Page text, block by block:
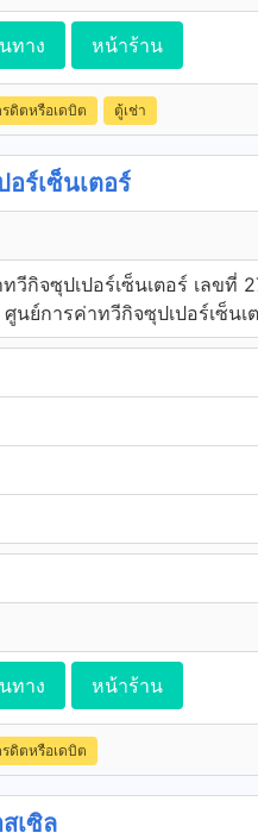
ทาง หน้าร้าน
ดิตหรือเดบิต ตู้เช่า
ร์เซ็นเตอร์
วีกิจซุปเปอร์เซ็นเตอร์ เลขที่
นย์การค่าทวีกิจซุปเปอร์เซ็นเ
ทาง หน้าร้าน
ดิตหรือเดบิต
เซิล